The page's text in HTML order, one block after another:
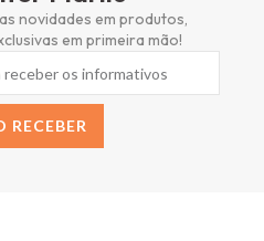
novidades em produtos,
em primeira mão!
RECEBER